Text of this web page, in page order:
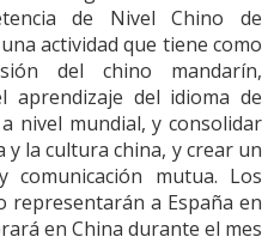
de Nivel Chino de
actividad que tiene como
del chino mandarín,
del idioma de
nivel mundial, y consolidar
la cultura china, y crear un
comunicación mutua. Los
representarán a España en
en China durante el mes